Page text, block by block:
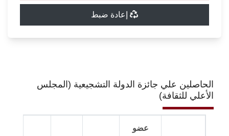
إعادة ضبط
الحاصلين علي جائزة الدولة التشجيعية (المجلس
الأعلي للثقافة)
عضو